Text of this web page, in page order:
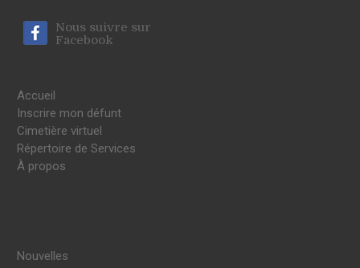
Nous suivre sur
Facebook
Accueil
Inscrire mon défunt
Cimetière virtuel
Répertoire de Services
À propos
Nouvelles